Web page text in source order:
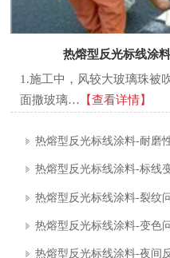
热熔型反光标线涂
1.施工中，风较大玻璃珠被
面撒玻璃… 【查看详情】
热熔型反光标线涂料-耐磨
热熔型反光标线涂料-标线
热熔型反光标线涂料-裂纹
热熔型反光标线涂料-变色
热熔型反光标线涂料-夜间